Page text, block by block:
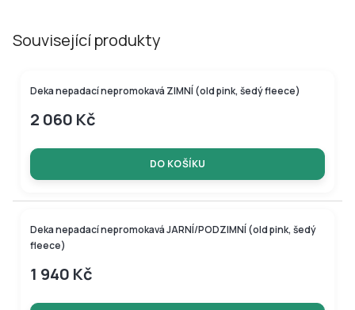
Související produkty
Deka nepadací nepromokavá ZIMNÍ (old pink, šedý fleece)
2 060 Kč
DO KOŠÍKU
Deka nepadací nepromokavá JARNÍ/PODZIMNÍ (old pink, šedý
fleece)
1 940 Kč